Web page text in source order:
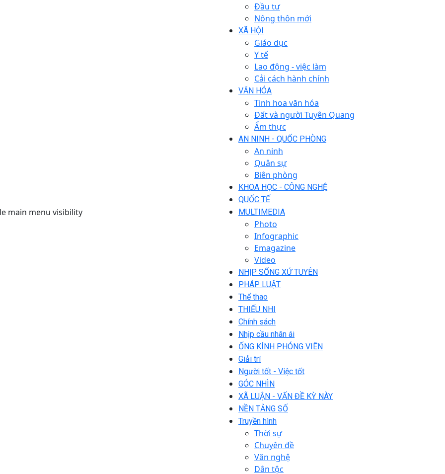
main menu visibility
Đầu tư
Nông thôn mới
XÃ HỘI
Giáo dục
Y tế
Lao động - việc làm
Cải cách hành chính
VĂN HÓA
Tinh hoa văn hóa
Đất và người Tuyên Quang
Ẩm thực
AN NINH - QUỐC PHÒNG
An ninh
Quân sự
Biên phòng
KHOA HỌC - CÔNG NGHỆ
QUỐC TẾ
MULTIMEDIA
Photo
Infographic
Emagazine
Video
NHỊP SỐNG XỨ TUYÊN
PHÁP LUẬT
Thể thao
THIẾU NHI
Chính sách
Nhịp cầu nhân ái
ỐNG KÍNH PHÓNG VIÊN
Giải trí
Người tốt - Việc tốt
GÓC NHÌN
XÃ LUẬN - VẤN ĐỀ KỲ NÀY
NỀN TẢNG SỐ
Truyền hình
Thời sự
Chuyên đề
Văn nghệ
Dân tộc